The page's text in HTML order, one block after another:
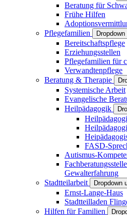
Beratung für
Frühe Hilfen
Pflegefamilien
Bereitschaftspflege
Erziehungsstellen
Pflegefamilien für
Verwandtenpflege
Beratung & Therapie
Systemische Arbeit
Evangelische
Heilpädagogik
FASD-
Autismus-
Gewalterfahrung
Stadtteilarbeit
Dropdown
Ernst-Lange-Haus
Stadtteilladen
Hilfen für Familien